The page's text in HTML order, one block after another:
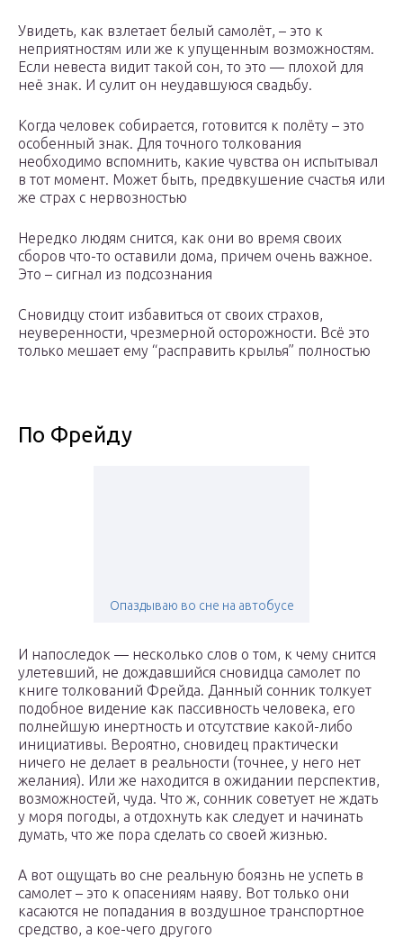
Увидеть, как взлетает белый самолёт, – это к
неприятностям или же к упущенным возможностям.
Если невеста видит такой сон, то это — плохой для
неё знак. И сулит он неудавшуюся свадьбу.
Когда человек собирается, готовится к полёту – это
особенный знак. Для точного толкования
необходимо вспомнить, какие чувства он испытывал
в тот момент. Может быть, предвкушение счастья или
же страх с нервозностью
Нередко людям снится, как они во время своих
сборов что-то оставили дома, причем очень важное.
Это – сигнал из подсознания
Сновидцу стоит избавиться от своих страхов,
неуверенности, чрезмерной осторожности. Всё это
только мешает ему “расправить крылья” полностью
По Фрейду
Опаздываю во сне на автобусе
И напоследок — несколько слов о том, к чему снится
улетевший, не дождавшийся сновидца самолет по
книге толкований Фрейда. Данный сонник толкует
подобное видение как пассивность человека, его
полнейшую инертность и отсутствие какой-либо
инициативы. Вероятно, сновидец практически
ничего не делает в реальности (точнее, у него нет
желания). Или же находится в ожидании перспектив,
возможностей, чуда. Что ж, сонник советует не ждать
у моря погоды, а отдохнуть как следует и начинать
думать, что же пора сделать со своей жизнью.
А вот ощущать во сне реальную боязнь не успеть в
самолет – это к опасениям наяву. Вот только они
касаются не попадания в воздушное транспортное
средство, а кое-чего другого